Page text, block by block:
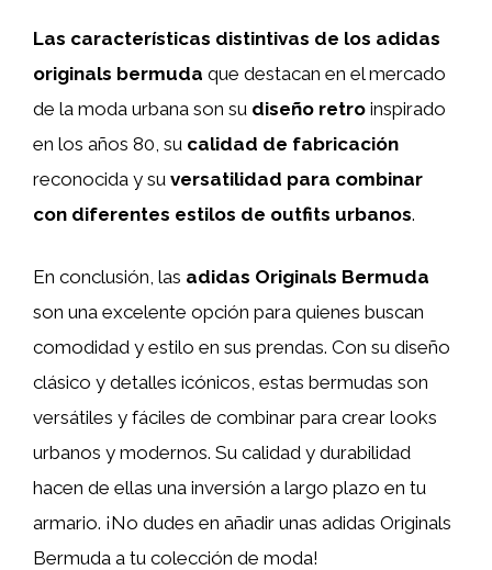
Las características distintivas de los adidas
originals bermuda que destacan en el mercado
de la moda urbana son su diseño retro inspirado
en los años 80, su calidad de fabricación
reconocida y su versatilidad para combinar
con diferentes estilos de outfits urbanos.
En conclusión, las adidas Originals Bermuda
son una excelente opción para quienes buscan
comodidad y estilo en sus prendas. Con su diseño
clásico y detalles icónicos, estas bermudas son
versátiles y fáciles de combinar para crear looks
urbanos y modernos. Su calidad y durabilidad
hacen de ellas una inversión a largo plazo en tu
armario. ¡No dudes en añadir unas adidas Originals
Bermuda a tu colección de moda!